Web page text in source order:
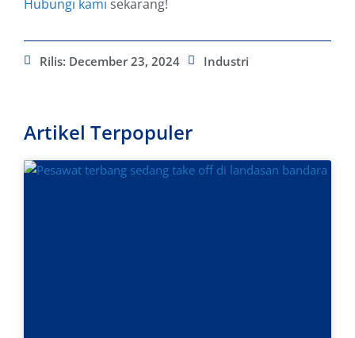
Hubungi kami sekarang!
Rilis: December 23, 2024 Industri
Artikel Terpopuler